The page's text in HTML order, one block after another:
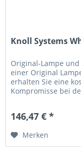
Knoll Systems
Original-Lampe
einer Original
erhalten Sie eine
Kompromisse bei
146,47 € *
Merken